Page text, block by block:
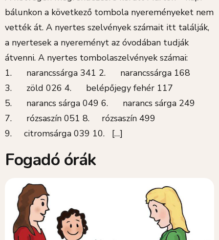
bálunkon a következő tombola nyereményeket nem
vették át. A nyertes szelvények számait itt találják,
a nyertesek a nyereményt az óvodában tudják
átvenni. A nyertes tombolaszelvények számai:
1. narancssárga 341 2. narancssárga 168
3. zöld 026 4. belépőjegy fehér 117
5. narancs sárga 049 6. narancs sárga 249
7. rózsaszín 051 8. rózsaszín 499
9. citromsárga 039 10. […]
Fogadó órák